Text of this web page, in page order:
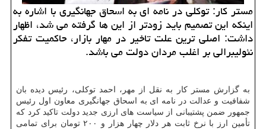
مستر كار: توكلی در نامه ای به اسحاق جهانگیری با اشاره به
اینكه این تصمیم باید زودتر از این ها گرفته می شد، اظهار
داشت: اصلی ترین علت تاخیر در مهار بازار، حاكمیت تفكر
نئولیبرالی بر اغلب مردان دولت می باشد.
به گزارش مستر كار به نقل از مهر، احمد توكلی، رئیس دیده بان
شفافیت و عدالت در نامه ای به اسحاق جهانگیری معاون اول رئیس
جمهور ضمن پشتیبانی از سیاست های ارزی جدید دولت تاكید كرد كه
تأمین ارز با نرخ ثابت هر دلار چهار هزار و ۲۰۰ تومان برای تمامی